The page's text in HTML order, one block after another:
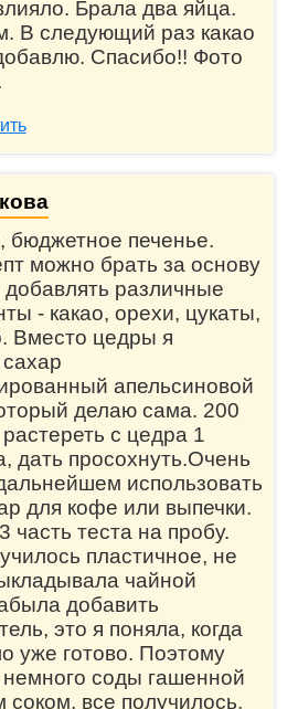
Брала два яйца.
В следующий раз какао
Спасибо!! Фото
бюджетное печенье.
можно брать за основу
добавлять различные
- какао, орехи, цукаты,
Вместо цедры я
апельсиновой
делаю сама. 200
с цедра 1
дать просохнуть.Очень
использовать
для кофе или выпечки.
часть теста на пробу.
пластичное, не
чайной
добавить
это я поняла, когда
уже готово. Поэтому
соды гашенной
все получилось.